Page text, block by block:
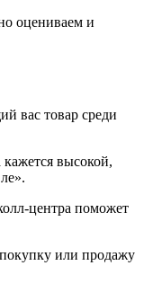
оцениваем и
вас товар среди
высокой,
центра поможет
или продажу